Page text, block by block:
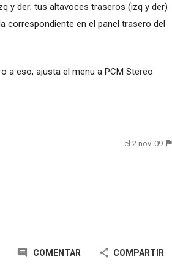
y der; tus altavoces traseros (izq y der)
correspondiente en el panel trasero del
a eso, ajusta el menu a PCM Stereo
el 2 nov. 09
COMENTAR COMPARTIR